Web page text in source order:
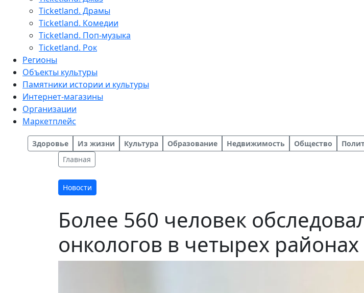
Ticketland. Драмы
Ticketland. Комедии
Ticketland. Поп-музыка
Ticketland. Рок
Регионы
Объекты культуры
Памятники истории и культуры
Интернет-магазины
Организации
Маркетплейс
Здоровье Из жизни Культура Образование Недвижимость Общество
Главная
Новости
Более 560 человек
онкологов в четырех